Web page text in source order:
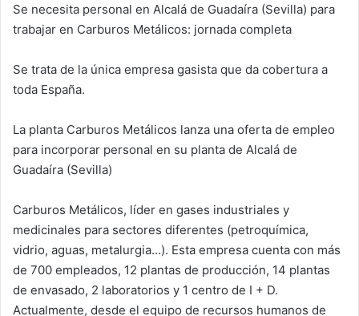
at
s
A
p
p
c
b
o
o
k
itt k
dI
ai m
ar
Se necesita personal en Alcalá de Guadaíra (Sevilla) para
trabajar en Carburos Metálicos: jornada completa
Se trata de la única empresa gasista que da cobertura a
toda España.
La planta Carburos Metálicos lanza una oferta de empleo
para incorporar personal en su planta de Alcalá de
Guadaíra (Sevilla)
Carburos Metálicos, líder en gases industriales y
medicinales para sectores diferentes (petroquímica,
vidrio, aguas, metalurgia…). Esta empresa cuenta con más
de 700 empleados, 12 plantas de producción, 14 plantas
de envasado, 2 laboratorios y 1 centro de I + D.
Actualmente, desde el equipo de recursos humanos de